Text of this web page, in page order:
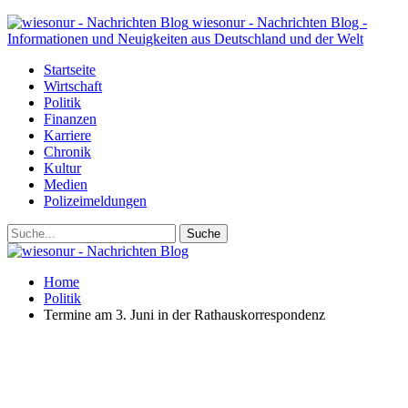
wiesonur - Nachrichten Blog -
Informationen und Neuigkeiten aus Deutschland und der Welt
Startseite
Wirtschaft
Politik
Finanzen
Karriere
Chronik
Kultur
Medien
Polizeimeldungen
Home
Politik
Termine am 3. Juni in der Rathauskorrespondenz